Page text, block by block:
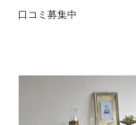
口コミ募集中